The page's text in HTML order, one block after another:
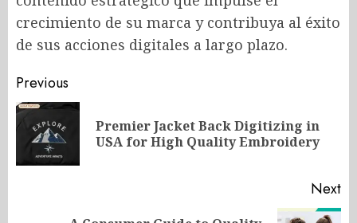
crecimiento de su marca y contribuya al éxito
de sus acciones digitales a largo plazo.
Post
navigation
Previous
Premier Jacket Back Digitizing in
USA for High Quality Embroidery
Next